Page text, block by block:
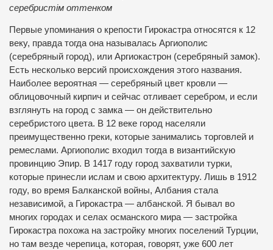
серебристім оттенком
Первые упоминания о крепости Гирокастра относятся к 12
веку, правда тогда она называлась Аргиополис
(серебряный город), или Аргиокастрон (серебряный замок).
Есть несколько версий происхождения этого названия.
Наиболее вероятная — серебряный цвет кровли —
облицовочный кирпич и сейчас отливает серебром, и если
взглянуть на город с замка — он действительно
серебристого цвета. В 12 веке город населяли
преимущественно греки, которые занимались торговлей и
ремеслами. Аргиополис входил тогда в византийскую
провинцию Эпир. В 1417 году город захватили турки,
которые принесли ислам и свою архитектуру. Лишь в 1912
году, во время Балканской войны, Албания стала
независимой, а Гирокастра — албанской. Я бывал во
многих городах и селах османского мира — застройка
Гирокастра похожа на застройку многих поселений Турции,
но там везде черепица, которая, говорят, уже 600 лет